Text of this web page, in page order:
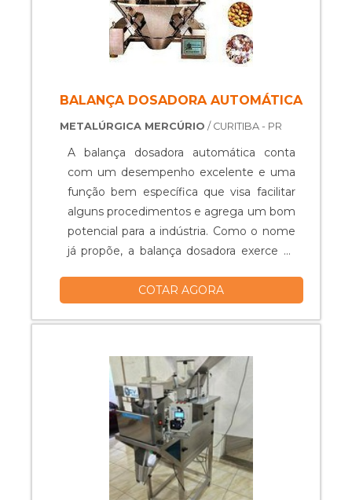
BALANÇA DOSADORA AUTOMÁTICA
METALÚRGICA MERCÚRIO / CURITIBA - PR
A balança dosadora automática conta
com um desempenho excelente e uma
função bem específica que visa facilitar
alguns procedimentos e agrega um bom
potencial para a indústria. Como o nome
já propõe, a balança dosadora exerce as
estando em conformidade com a
produto que está trabalhando. É
prática e precisa de garantir a distribuição
de um determinado produto em
quantidades exatas.UTILIDADE D.
COTAR AGORA